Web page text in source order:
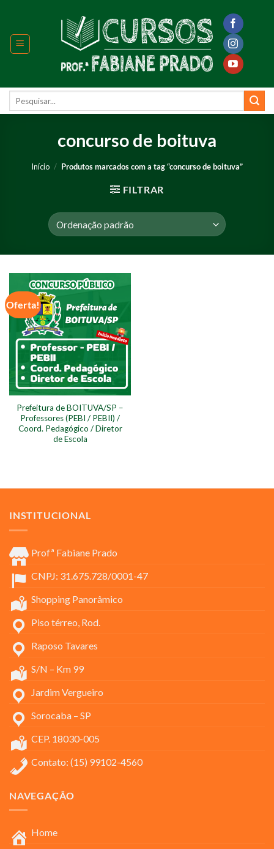
content
Pesquisar
concurso de boituva
Início / Produtos marcados com a tag “concurso de boituva”
FILTRAR
Oferta!
Prefeitura de BOITUVA/SP –
Professores (PEBI / PEBII) /
Coord. Pedagógico / Diretor
de Escola
INSTITUCIONAL
Profª Fabiane Prado
CNPJ: 31.675.728/0001-47
Shopping Panorâmico
Piso térreo, Rod.
Raposo Tavares
S/N – Km 99
Jardim Vergueiro
Sorocaba – SP
CEP. 18030-005
Contato: (15) 99102-4560
NAVEGAÇÃO
Home